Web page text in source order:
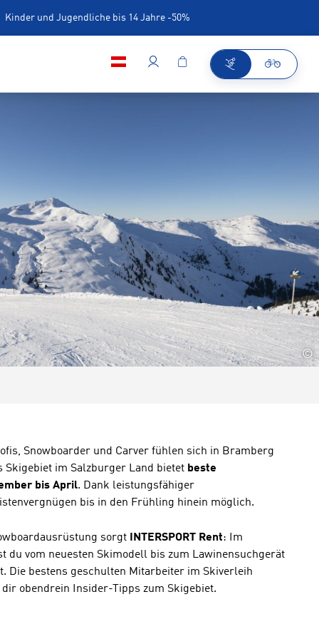
Kinder und Jugendliche bis 14 Jahre -50%
©
Snowboarder und Carver fühlen sich in Bramberg
Skigebiet im Salzburger Land bietet beste
bis April. Dank leistungsfähiger
bis in den Frühling hinein möglich.
sorgt INTERSPORT Rent: Im
du vom neuesten Skimodell bis zum Lawinensuchgerät
Die bestens geschulten Mitarbeiter im Skiverleih
obendrein Insider-Tipps zum Skigebiet.